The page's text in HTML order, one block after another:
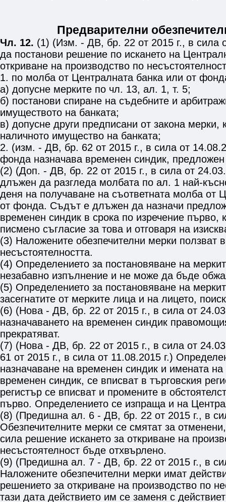
Предварителни
Чл. 12. (1) (Изм. - ДВ, бр. 22 от 2015 г., в сила
да постанови решение по искането на
откриване на производство по
1. по молба от Централната банка или от
а) допусне мерките по чл. 13, ал. 1, т. 5;
б) постанови спиране на съдебните и
имуществото на банката;
в) допусне други предписани от закона мерки,
наличното имущество на банката;
2. (изм. - ДВ, бр. 62 от 2015 г., в сила от
фонда назначава временен синдик,
(2) (Доп. - ДВ, бр. 22 от 2015 г., в сила от
длъжен да разгледа молбата по ал. 1 най-
деня на получаване на съответната молба от
от фонда. Съдът е длъжен да назначи
временен синдик в срока по изречение първо,
писмено съгласие за това и отговаря на
(3) Наложените обезпечителни мерки ползват
несъстоятелността.
(4) Определението за постановяване на
незабавно изпълнение и не може да бъде
(5) Определението за постановяване на
засегнатите от мерките лица и на лицето,
(6) (Нова - ДВ, бр. 22 от 2015 г., в сила от
назначаването на временен синдик
прекратяват.
(7) (Нова - ДВ, бр. 22 от 2015 г., в сила от
61 от 2015 г., в сила от 11.08.2015 г.)
назначаване на временен синдик и имената на
временен синдик, се вписват в търговския
регистър се вписват и промените в
първо. Определението се изпраща и на
(8) (Предишна ал. 6 - ДВ, бр. 22 от 2015 г., в
Обезпечителните мерки се смятат за
сила решение искането за откриване на
несъстоятелност бъде отхвърлено.
(9) (Предишна ал. 7 - ДВ, бр. 22 от 2015 г., в
Наложените обезпечителни мерки имат
решението за откриване на производство по
тази дата действието им се заменя с